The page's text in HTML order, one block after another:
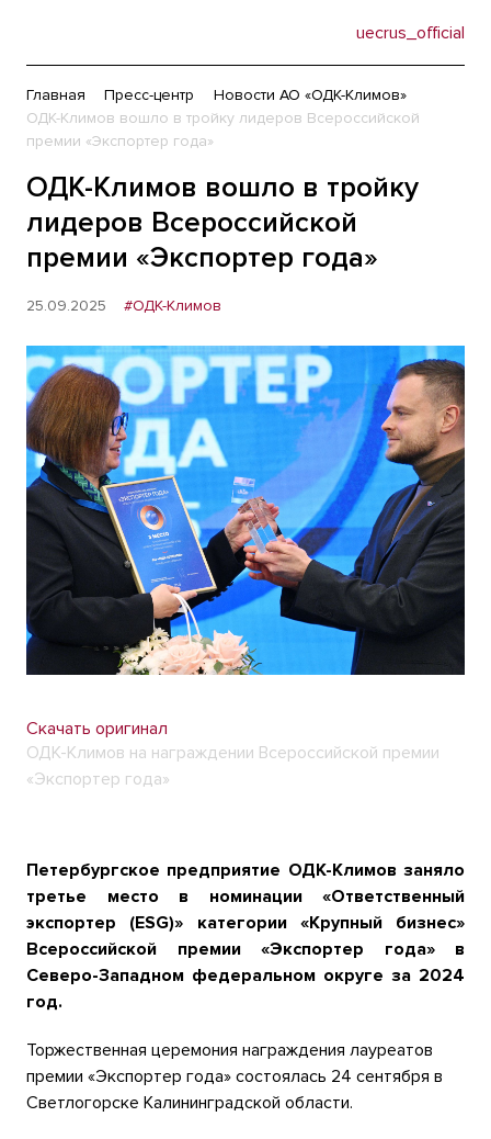
uecrus_official
Главная Пресс-центр
Новости АО «ОДК-Климов»
ОДК-Климов вошло в тройку лидеров Всероссийской
премии «Экспортер года»
ОДК-Климов вошло в тройку
лидеров Всероссийской
премии «Экспортер года»
25.09.2025 #ОДК-Климов
Скачать оригинал
ОДК-Климов на награждении Всероссийской премии
«Экспортер года»
Петербургское предприятие ОДК-Климов заняло
третье место в номинации «Ответственный
экспортер (ESG)» категории «Крупный бизнес»
Всероссийской премии «Экспортер года» в
Северо-Западном федеральном округе за 2024
год.
Торжественная церемония награждения лауреатов
премии «Экспортер года» состоялась 24 сентября в
Светлогорске Калининградской области.